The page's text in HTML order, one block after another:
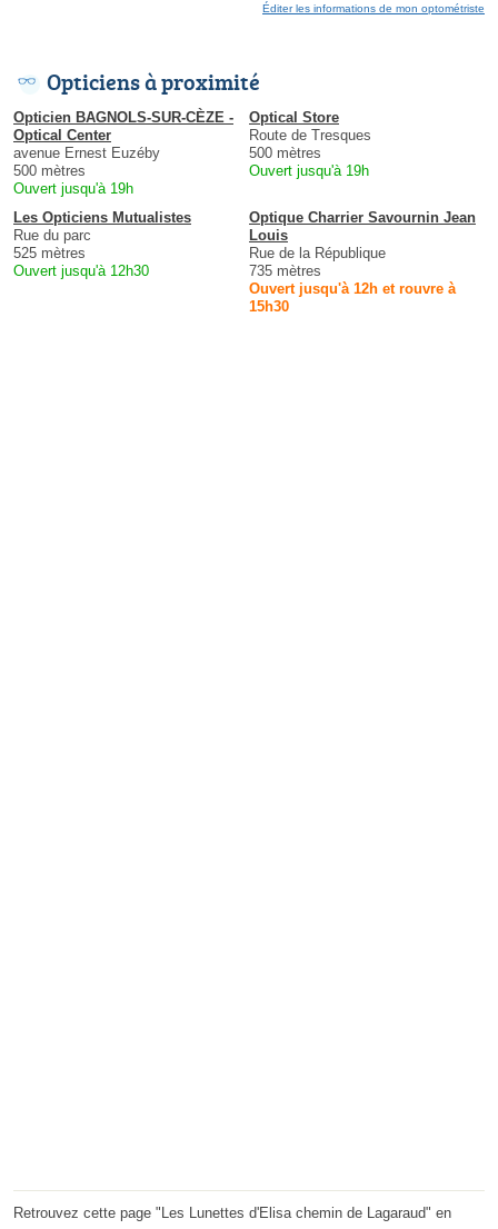
Éditer les informations de mon optométriste
Opticiens à proximité
Opticien BAGNOLS-SUR-CÈZE -
Optical Center
avenue Ernest Euzéby
500 mètres
Ouvert jusqu'à 19h
Optical Store
Route de Tresques
500 mètres
Ouvert jusqu'à 19h
Les Opticiens Mutualistes
Rue du parc
525 mètres
Ouvert jusqu'à 12h30
Optique Charrier Savournin Jean
Louis
Rue de la République
735 mètres
Ouvert jusqu'à 12h et rouvre à
15h30
Retrouvez cette page "Les Lunettes d'Elisa chemin de Lagaraud" en